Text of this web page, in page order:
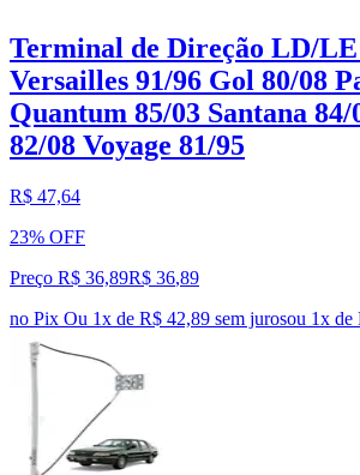
Terminal de Direção LD/LE
Versailles 91/96 Gol 80/08
Quantum 85/03 Santana 84/
82/08 Voyage 81/95
R$ 47,64
23% OFF
Preço R$ 36,89R$ 36,89
no Pix Ou 1x de R$ 42,89 sem jurosou 1x de